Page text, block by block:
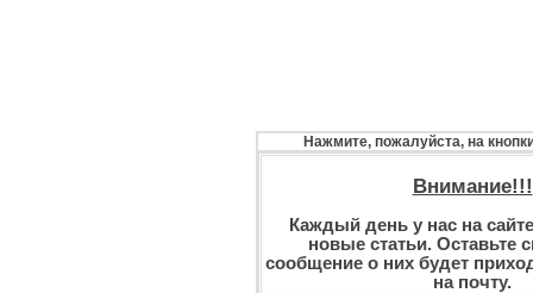
Нажмите, пожалуйста, на
Внимание!!!
Каждый день у нас на
новые статьи. Оставьте
сообщение о них будет
на почту.